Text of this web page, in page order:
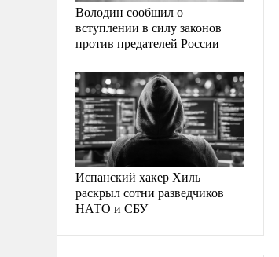
Володин сообщил о
вступлении в силу законов
против предателей России
Испанский хакер Хиль
раскрыл сотни разведчиков
НАТО и СБУ